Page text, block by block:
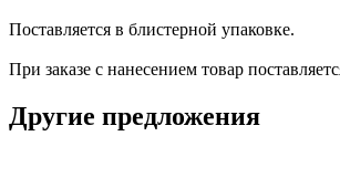
Поставляется в блистерной упаковке.
При заказе с нанесением товар
Другие предложения